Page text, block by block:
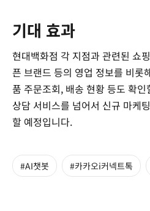
기대 효과
현대백화점 각 지점과 관련된 쇼
픈 브랜드 등의 영업 정보를 비롯
품 주문조회, 배송 현황 등도 확
상담 서비스를 넘어서 신규 마케
할 예정입니다.
#AI챗봇 #카카오i커넥트톡